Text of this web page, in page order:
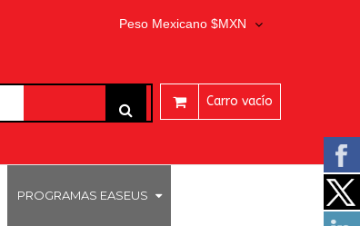
Peso Mexicano $MXN
Carro vacío
PROGRAMAS EASEUS